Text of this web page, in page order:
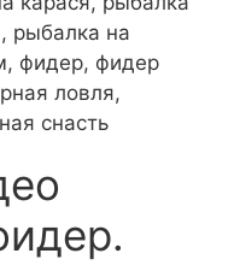
рыбалка на
фидер, фидер
ловля,
снасть